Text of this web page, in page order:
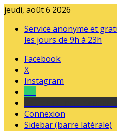
jeudi, août 6 2026
Service anonyme et
les jours de 9h à 23h
Facebook
X
Instagram
Connexion
Sidebar (barre latérale)